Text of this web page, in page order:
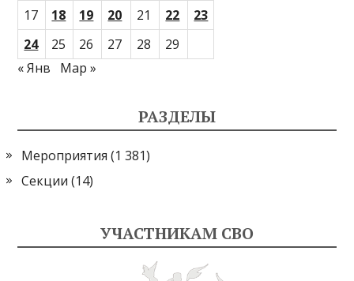
17 18 19 20 21 22
23
24
25 26 27 28
29
« Янв
Мар »
РАЗДЕЛЫ
Мероприятия (1 381)
Секции (14)
УЧАСТНИКАМ СВО